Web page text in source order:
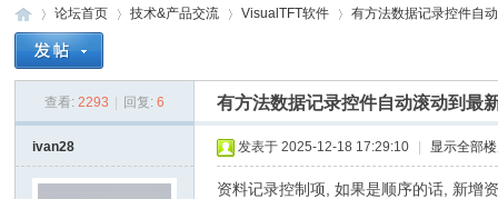
论坛首页 技术&产品交流
›
VisualTFT软件
›
有方法数据记录控件自
查看: 2293 回复: 6 有方法数据记录控件自动滚动到最
ivan28 发表于 2025-12-18 17:29:10 显示全部
资料记录控制项, 如果是顺序的话, 新增